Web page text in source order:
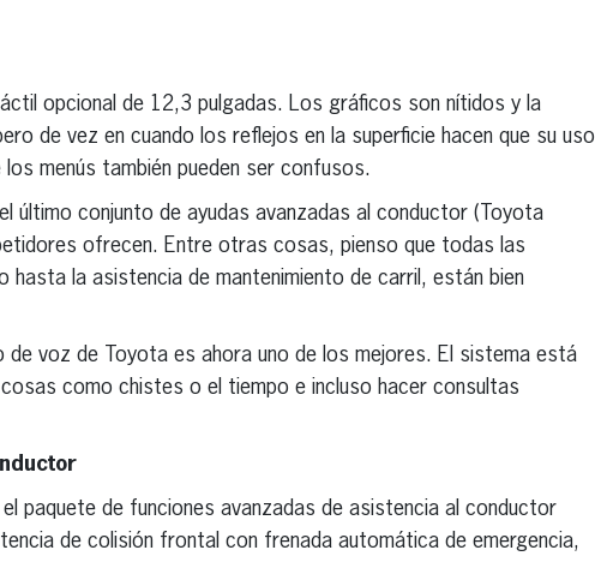
opcional de 12,3 pulgadas. Los gráficos son nítidos y la
de vez en cuando los reflejos en la superficie hacen que su uso
menús también pueden ser confusos.
último conjunto de ayudas avanzadas al conductor (Toyota
ofrecen. Entre otras cosas, pienso que todas las
la asistencia de mantenimiento de carril, están bien
voz de Toyota es ahora uno de los mejores. El sistema está
como chistes o el tiempo e incluso hacer consultas
paquete de funciones avanzadas de asistencia al conductor
de colisión frontal con frenada automática de emergencia,